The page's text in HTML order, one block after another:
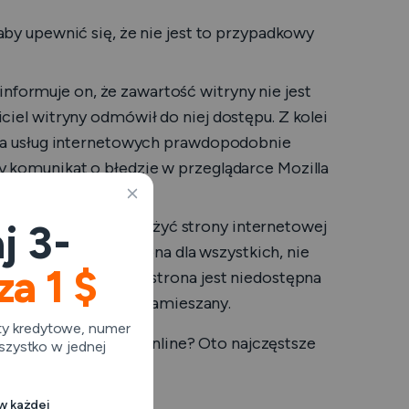
upewnić się, że nie jest to przypadkowy
on, że zawartość witryny nie jest
witryny odmówił do niej dostępu. Z kolei
usług internetowych prawdopodobnie
o błędzie w przeglądarce Mozilla
Ciebie.
Możesz użyć strony internetowej
jest niedostępna dla wszystkich, nie
Jeśli jednak strona jest niedostępna
Internetu jest w to zamieszany.
niektóre treści online? Oto najczęstsze
3-
1 $
kredytowe, numer
w jednej
każdej